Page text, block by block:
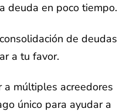
deuda en poco tiempo.
de deudas
a tu favor.
múltiples acreedores
único para ayudar a